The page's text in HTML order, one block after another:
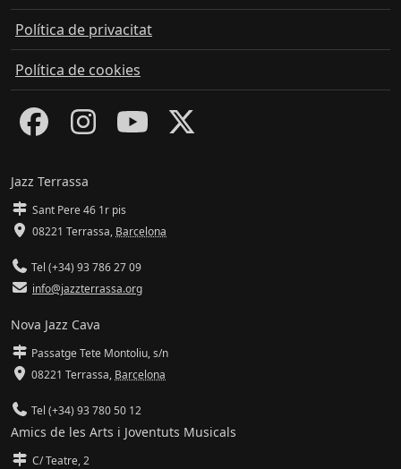
Política de privacitat
Política de cookies
Jazz Terrassa
Sant Pere 46 1r pis
08221 Terrassa, Barcelona
Tel (+34) 93 786 27 09
info@jazzterrassa.org
Nova Jazz Cava
Passatge Tete Montoliu, s/n
08221 Terrassa, Barcelona
Tel (+34) 93 780 50 12
Amics de les Arts i Joventuts Musicals
C/ Teatre, 2